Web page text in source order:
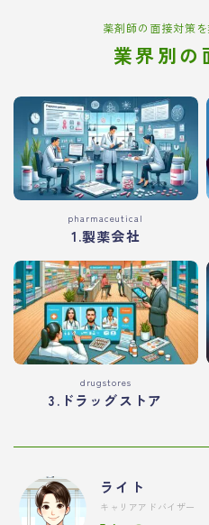
薬剤師の面接対策
業界別の
pharmaceutical
1.製薬会社
drugstores
3.ドラッグストア
ライト
キャリアアドバイザー